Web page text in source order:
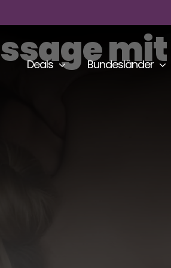
Deals Bundesländer